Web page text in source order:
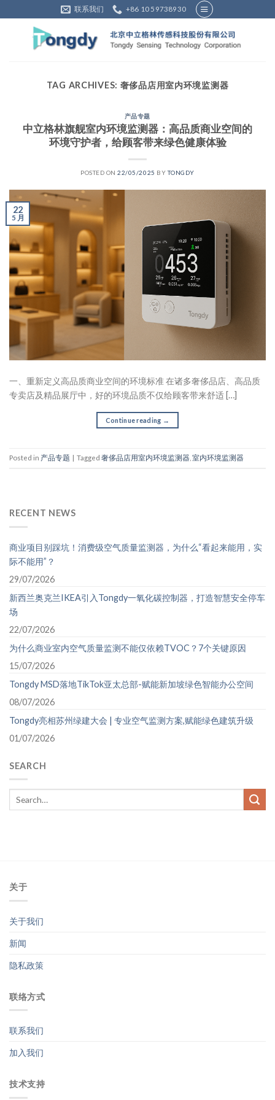
to
联系我们 +86 10 59738930
TAG ARCHIVES: 奢侈品店用室内环境监测器
产品专题
中立格林旗舰室内环境监测器：高品质商业空间的
环境守护者，给顾客带来绿色健康体验
POSTED ON22/05/2025 BYTONGDY
22
5 月
一、重新定义高品质商业空间的环境标准 在诸多奢侈品店、高品质
专卖店及精品展厅中，好的环境品质不仅给顾客带来舒适 […]
Continue reading →
Posted in 产品专题 Tagged 奢侈品店用室内环境监测器 室内环境监测器
RECENT NEWS
商业项目别踩坑！消费级空气质量监测器，为什么“看起来能用，实
际不能用”？
29/07/2026
新西兰奥克兰IKEA引入Tongdy一氧化碳控制器，打造智慧安全停车
场
22/07/2026
为什么商业室内空气质量监测不能仅依赖TVOC？7个关键原因
15/07/2026
Tongdy MSD落地TikTok亚太总部-赋能新加坡绿色智能办公空间
08/07/2026
Tongdy亮相苏州绿建大会 | 专业空气监测方案,赋能绿色建筑升级
01/07/2026
SEARCH
关于
关于我们
新闻
隐私政策
联络方式
联系我们
加入我们
技术支持